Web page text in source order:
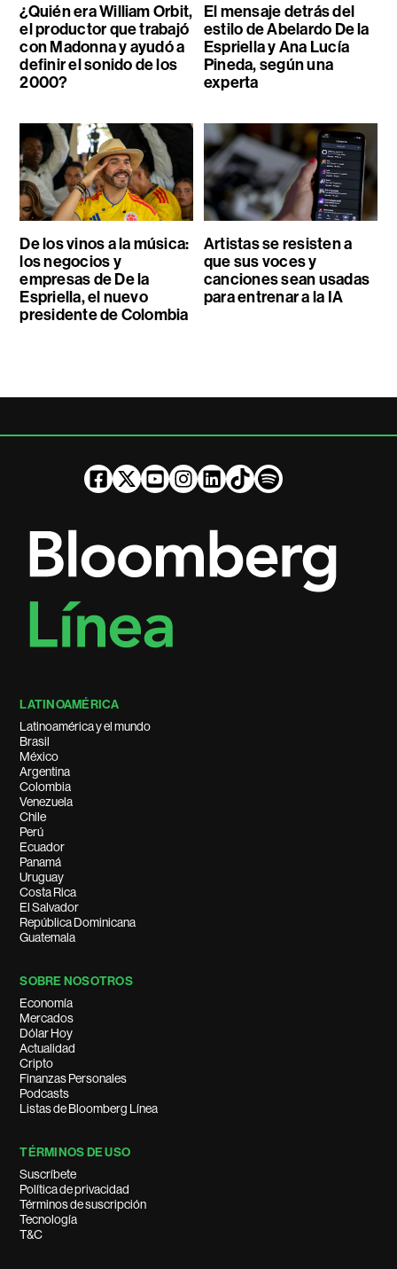
¿Quién era William Orbit,
el productor que trabajó
con Madonna y ayudó a
definir el sonido de los
2000?
El mensaje detrás del
estilo de Abelardo De la
Espriella y Ana Lucía
Pineda, según una
experta
De los vinos a la música:
los negocios y
empresas de De la
Espriella, el nuevo
presidente de Colombia
Artistas se resisten a
que sus voces y
canciones sean usadas
para entrenar a la IA
LATINOAMÉRICA
Latinoamérica y el mundo
Brasil
México
Argentina
Colombia
Venezuela
Chile
Perú
Ecuador
Panamá
Uruguay
Costa Rica
El Salvador
República Dominicana
Guatemala
SOBRE NOSOTROS
Economía
Mercados
Dólar Hoy
Actualidad
Cripto
Finanzas Personales
Podcasts
Listas de Bloomberg Línea
TÉRMINOS DE USO
Suscríbete
Política de privacidad
Términos de suscripción
Tecnología
T&C